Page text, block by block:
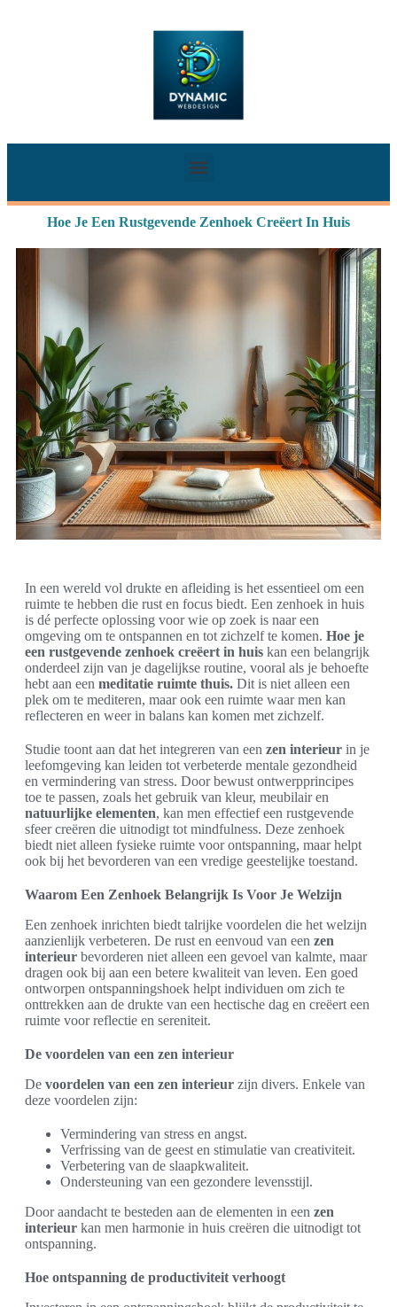
Hoe Je Een Rustgevende Zenhoek Creëert In Huis
In een wereld vol drukte en afleiding is het essentieel om een
ruimte te hebben die rust en focus biedt. Een zenhoek in huis
is dé perfecte oplossing voor wie op zoek is naar een
omgeving om te ontspannen en tot zichzelf te komen. Hoe je
een rustgevende zenhoek creëert in huis kan een belangrijk
onderdeel zijn van je dagelijkse routine, vooral als je behoefte
hebt aan een meditatie ruimte thuis. Dit is niet alleen een
plek om te mediteren, maar ook een ruimte waar men kan
reflecteren en weer in balans kan komen met zichzelf.
Studie toont aan dat het integreren van een zen interieur in je
leefomgeving kan leiden tot verbeterde mentale gezondheid
en vermindering van stress. Door bewust ontwerpprincipes
toe te passen, zoals het gebruik van kleur, meubilair en
natuurlijke elementen, kan men effectief een rustgevende
sfeer creëren die uitnodigt tot mindfulness. Deze zenhoek
biedt niet alleen fysieke ruimte voor ontspanning, maar helpt
ook bij het bevorderen van een vredige geestelijke toestand.
Waarom Een Zenhoek Belangrijk Is Voor Je Welzijn
Een zenhoek inrichten biedt talrijke voordelen die het welzijn
aanzienlijk verbeteren. De rust en eenvoud van een zen
interieur bevorderen niet alleen een gevoel van kalmte, maar
dragen ook bij aan een betere kwaliteit van leven. Een goed
ontworpen ontspanningshoek helpt individuen om zich te
onttrekken aan de drukte van een hectische dag en creëert een
ruimte voor reflectie en sereniteit.
De voordelen van een zen interieur
De voordelen van een zen interieur zijn divers. Enkele van
deze voordelen zijn:
Vermindering van stress en angst.
Verfrissing van de geest en stimulatie van creativiteit.
Verbetering van de slaapkwaliteit.
Ondersteuning van een gezondere levensstijl.
Door aandacht te besteden aan de elementen in een zen
interieur kan men harmonie in huis creëren die uitnodigt tot
ontspanning.
Hoe ontspanning de productiviteit verhoogt